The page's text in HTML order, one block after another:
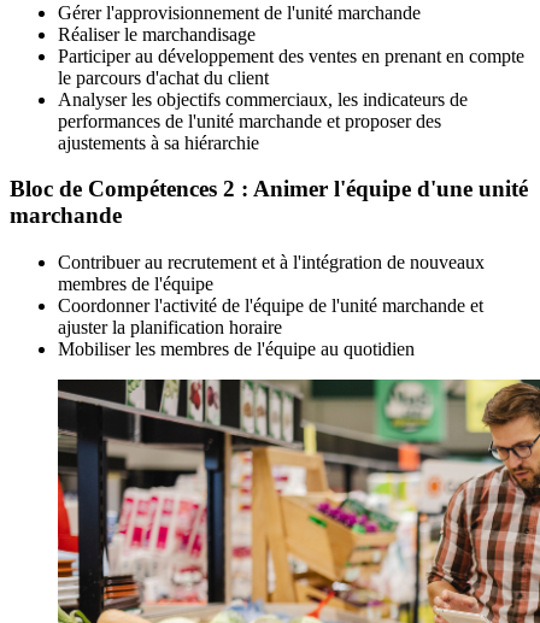
Gérer l'approvisionnement de l'unité marchande
Réaliser le marchandisage
Participer au développement des ventes en prenant en compte
le parcours d'achat du client
Analyser les objectifs commerciaux, les indicateurs de
performances de l'unité marchande et proposer des
ajustements à sa hiérarchie
Bloc de Compétences 2 : Animer l'équipe d'une unité
marchande
Contribuer au recrutement et à l'intégration de nouveaux
membres de l'équipe
Coordonner l'activité de l'équipe de l'unité marchande et
ajuster la planification horaire
Mobiliser les membres de l'équipe au quotidien